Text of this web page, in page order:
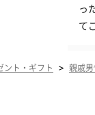
っ
て
ント・ギフト > 親戚